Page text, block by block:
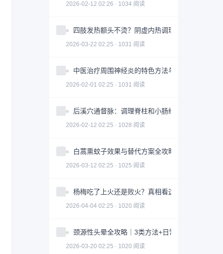
2026-02-12 02:26 · 1034 阅读
四肢发热额头不烫？阴虚内热调理全攻略
2026-03-22 02:25 · 1031 阅读
中医治疗周围神经炎的特色方法与注意事项
2026-02-01 02:25 · 1031 阅读
后溪穴通督脉：调理脊柱和小肠经问题
2026-02-12 02:25 · 1028 阅读
白蒿熏蚊子效果与替代方案全攻略｜科学防蚊指南
2026-03-12 02:25 · 1025 阅读
杨梅吃了上火还是败火？真相看这3点｜食用指南
2026-04-04 02:25 · 1020 阅读
颈源性头晕全攻略｜3类方法+日常调整科学缓解
2026-03-20 02:25 · 1020 阅读